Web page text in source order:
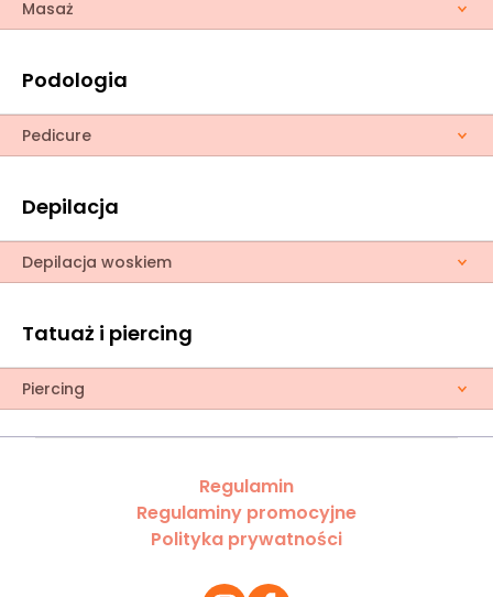
Masaż
Podologia
Pedicure
Depilacja
Depilacja woskiem
Tatuaż i piercing
Piercing
Regulamin
Regulaminy promocyjne
Polityka prywatności